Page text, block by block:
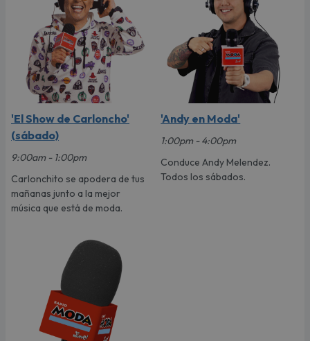
'El Show de Carloncho'
(sábado)
9:00am - 1:00pm
Carlonchito se apodera de tus
mañanas junto a la mejor
música que está de moda.
'Andy en Moda'
1:00pm - 4:00pm
Conduce Andy Melendez.
Todos los sábados.